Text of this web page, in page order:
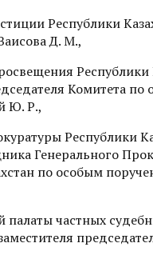
Республики
Д. М.,
Республики
Комитета по
Ю. Р.,
Республики
Генерального
по особым
палаты частных